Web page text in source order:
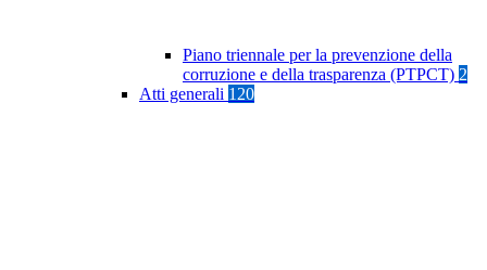
Piano triennale per la prevenzione della
corruzione e della trasparenza (PTPCT) 2
Atti generali 120